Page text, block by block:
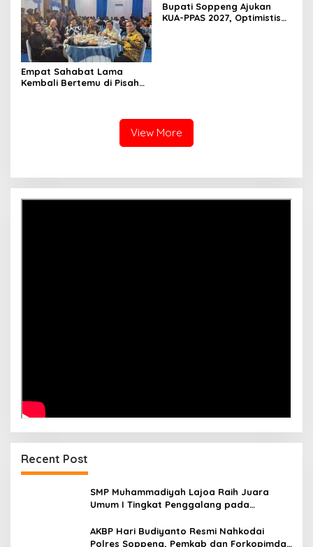
Empat Sahabat Lama
Kembali Bertemu di Pisah
Bupati Soppeng Ajukan
KUA-PPAS 2027, Optimistis
View More
Recent Post
SMP Muhammadiyah Lajoa Raih Juara
Umum I Tingkat Penggalang pada
Soppeng
AKBP Hari Budiyanto Resmi Nahkodai
Polres Soppeng, Pemkab dan Forkopimda